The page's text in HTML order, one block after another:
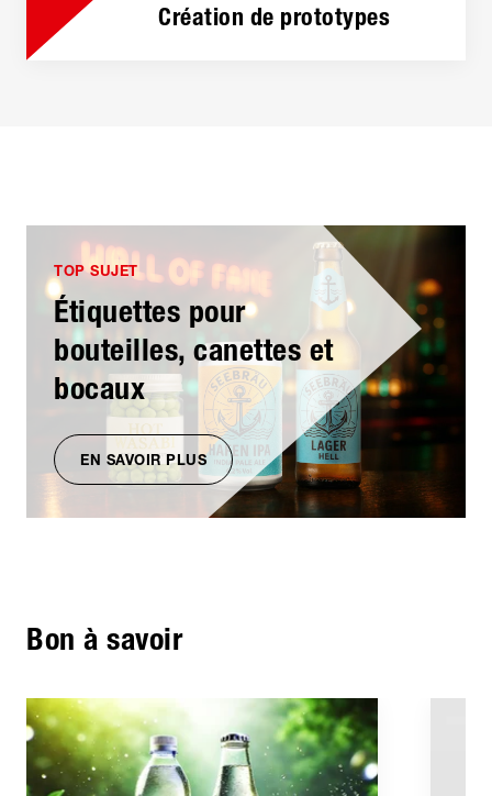
Création de prototypes
TOP SUJET
Étiquettes pour
bouteilles, canettes et
bocaux
EN SAVOIR PLUS
Bon à savoir